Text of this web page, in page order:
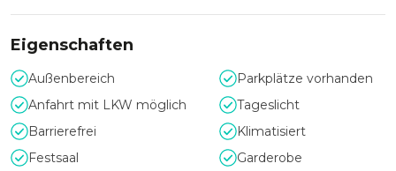
Eigenschaften
Außenbereich
Parkplätze vorhanden
Anfahrt mit LKW möglich
Tageslicht
Barrierefrei
Klimatisiert
Festsaal
Garderobe